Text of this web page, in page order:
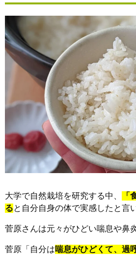
大学で自然栽培を研究する中、
「
る と自分自身の体で実感したと言
菅原さんは元々がひどい喘息や鼻
菅原「自分は喘息がひどくて、過